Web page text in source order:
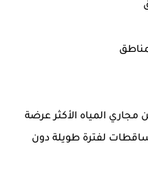
مجاري المياه الأكثر عرضة
لفترة طويلة دون